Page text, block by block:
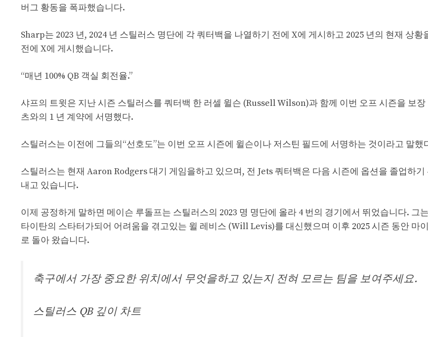
버그 황동을 폭파했습니다.
Sharp는 2023 년, 2024 년 스틸러스 명단에 각 쿼터백을 나열하기 전에 X에 게시하고 2025 년의 현재 상황
전에 X에 게시했습니다.
“매년 100% QB 객실 회전율.”
샤프의 트윗은 지난 시즌 스틸러스를 쿼터백 한 러셀 윌슨 (Russell Wilson)과 함께 이번 오프 시즌을 보장
츠와의 1 년 계약에 서명했다.
스틸러스는 이전에 그들의“선호도”는 이번 오프 시즌에 윌슨이나 저스틴 필드에 서명하는 것이라고 말했
스틸러스는 현재 Aaron Rodgers 대기 게임을하고 있으며, 전 Jets 쿼터백은 다음 시즌에 옵션을 졸업하기
내고 있습니다.
이제 공정하게 말하면 메이슨 루돌프는 스틸러스의 2023 명 명단에 올라 4 번의 경기에서 뛰었습니다. 그
타이탄의 스타터가되어 어려움을 겪고있는 윌 레비스 (Will Levis)를 대신했으며 이후 2025 시즌 동안 마
로 돌아 왔습니다.
축구에서 가장 중요한 위치에서 무엇을하고 있는지 전혀 모르는 팀을 보여주세요.
스틸러스 QB 깊이 차트